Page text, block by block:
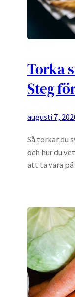
Torka
Steg
augusti 7,
Så torkar du
och hur du
att ta vara